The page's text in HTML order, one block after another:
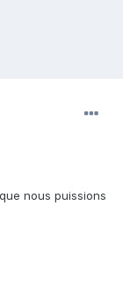
nous puissions